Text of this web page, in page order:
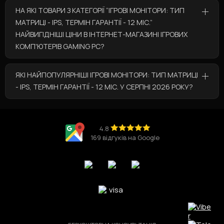
НА ЯКІ ТОВАРИ З КАТЕГОРІЇ “ІГРОВІ МОНІТОРИ: ТИП
МАТРИЦІ - IPS, ТЕРМІН ГАРАНТІЇ - 12 МІС.”
НАЙВИГІДНІШІ ЦІНИ В ІНТЕРНЕТ-МАГАЗИНІ ІГРОВИХ
КОМП'ЮТЕРІВ GAMING PC?
У категорії “Ігрові монітори: Тип матриці - IPS,
Термін гарантії - 12 міс.” за вигідними цінами
представлені такі товари:
Ігровий комп'ютер Core i5 14400 / RTX 5060 /
Ігровий комп'ютер Ryzen 7 9800X3D / RTX 5080
💰за ціною 170 213 грн
💰за ціною 225 302 грн
ЯКІ НАЙПОПУЛЯРНІШІ ІГРОВІ МОНІТОРИ: ТИП МАТРИЦІ
- IPS, ТЕРМІН ГАРАНТІЇ - 12 МІС. У СЕРПНІ 2026 РОКУ?
міс.” у серпні 2026 року це:
Ігровий комп'ютер Ryzen 5 7600X / RTX 5060 /
Ігровий комп'ютер Core Ultra 5 225 / RX 9070
Ігровий комп'ютер Ryzen 5 5600X / RTX 5060 Ti
4.8
169 відгуків на Google